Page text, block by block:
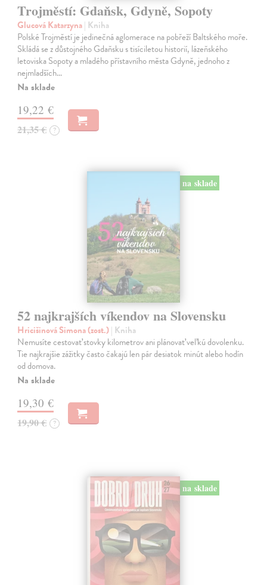
Trojměstí: Gdaňsk, Gdyně, Sopoty
Glucová Katarzyna| Kniha
Polské Trojměstí je jedinečná aglomerace na pobřeží Baltského moře.
Skládá se z důstojného Gdaňsku s tisíciletou historií, lázeňského
letoviska Sopoty a mladého přístavního města Gdyně, jednoho z
nejmladších…
Na sklade
19,22 €
21,35 € ?
na sklade
52 najkrajších víkendov na Slovensku
Hricišinová Simona (zost.)| Kniha
Nemusíte cestovať stovky kilometrov ani plánovať veľkú dovolenku.
Tie najkrajšie zážitky často čakajú len pár desiatok minút alebo hodín
od domova.
Na sklade
19,30 €
19,90 € ?
na sklade